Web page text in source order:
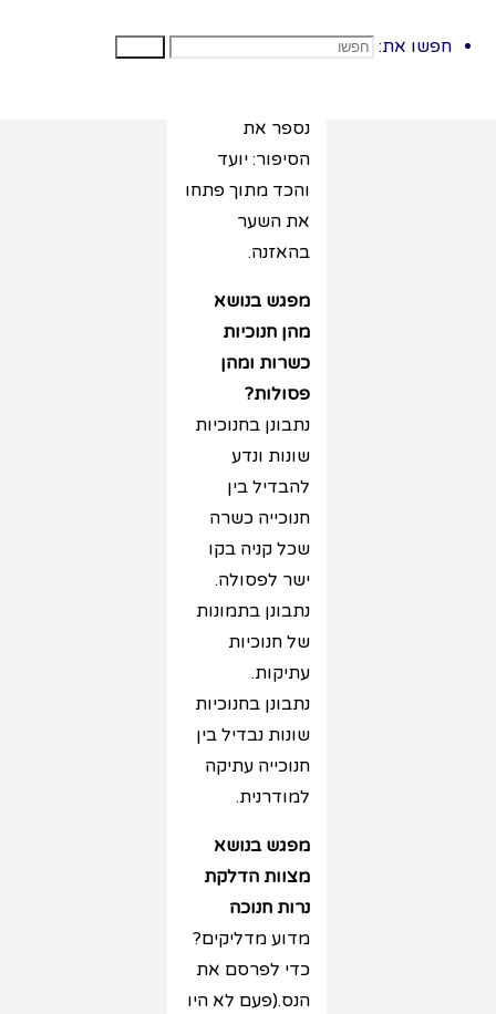
חפשו את:
בנס שמונה ימים
נספר את
הסיפור: יועד
והכד מתוך פתחו
את השער
בהאזנה.
מפגש בנושא
מהן חנוכיות
כשרות ומהן
פסולות?
נתבונן בחנוכיות
שונות ונדע
להבדיל בין
חנוכייה כשרה
שכל קניה בקו
ישר לפסולה.
נתבונן בתמונות
של חנוכיות
עתיקות.
נתבונן בחנוכיות
שונות נבדיל בין
חנוכייה עתיקה
למודרנית.
מפגש בנושא
מצוות הדלקת
נרות חנוכה
מדוע מדליקים?
כדי לפרסם את
הנס.(פעם לא היו